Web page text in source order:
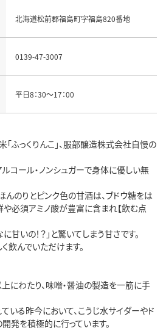
北海道松前郡福島町字福島820番地
0139-47-3007
平日8：30～17：00
「ふっくりんこ」、服部醸造株式会社自慢の
コール・ノンシュガーで身体に優しい無
のりとピンク色の甘酒は、ブドウ糖をは
や必須アミノ酸が豊富に含まれ【飲む点
甘いの！？」と驚いてしまう甘さです。
飲んでいただけます。
にわたり、味噌・醤油の製造を一筋に手
いる昨今において、こうじ水サイダーやド
発を積極的に行っています。